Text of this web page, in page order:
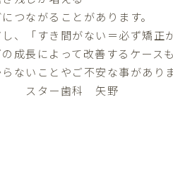
つながることがあります。
、「すき間がない＝必ず矯正
成長によって改善するケース
ないことやご不安な事があり
ー歯科 矢野